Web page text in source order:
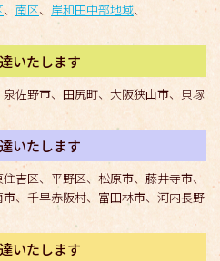
、 南区、 岸和田中部地域、
いたします
佐野市、田尻町、大阪狭山市、貝塚
いたします
吉区、平野区、松原市、藤井寺市、
、千早赤阪村、富田林市、河内長野
いたします